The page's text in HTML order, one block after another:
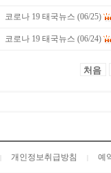
코로나 19 태국뉴스 (06/25)
코로나 19 태국뉴스 (06/24)
처음
개인정보취급방침 예